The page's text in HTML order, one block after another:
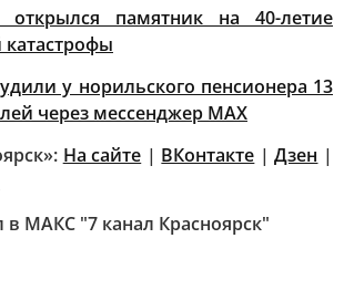
открылся памятник на 40-летие
у норильского пенсионера 13
через мессенджер MAX
На сайте | ВКонтакте |Дзен |
в МАКС "7 канал Красноярск"